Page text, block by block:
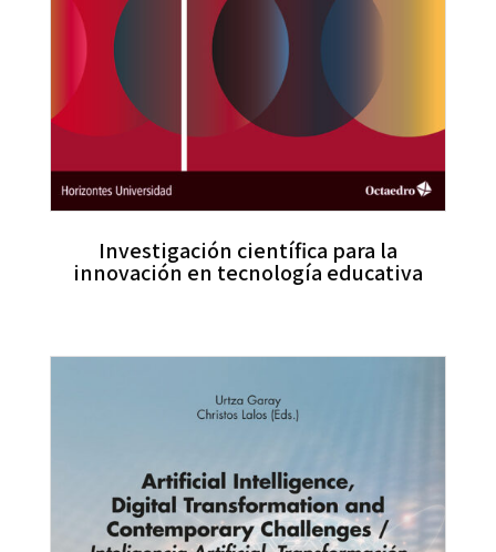
Investigación científica para la
innovación en tecnología educativa